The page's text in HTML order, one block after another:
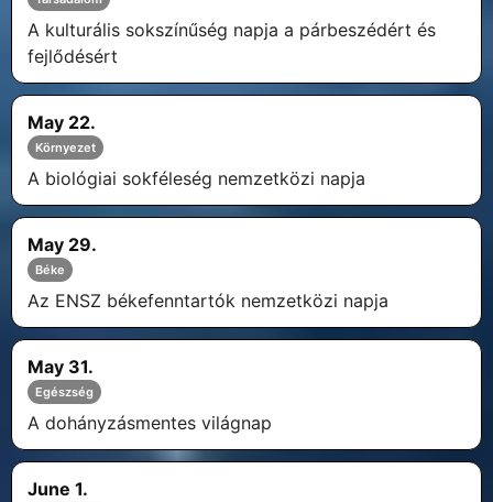
A kulturális sokszínűség napja a párbeszédért és
fejlődésért
May 22.
Környezet
A biológiai sokféleség nemzetközi napja
May 29.
Béke
Az ENSZ békefenntartók nemzetközi napja
May 31.
Egészség
A dohányzásmentes világnap
June 1.